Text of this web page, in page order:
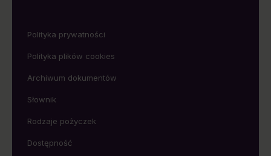
Polityka prywatności
Polityka plików cookies
Archiwum dokumentów
Słownik
Rodzaje pożyczek
Dostępność